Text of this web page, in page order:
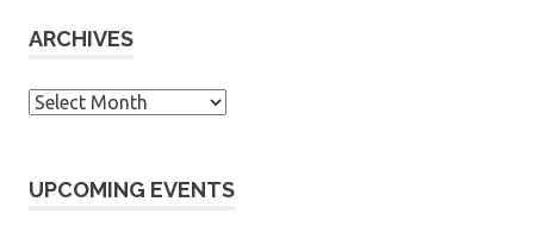
ARCHIVES
A
h
UPCOMING EVENTS